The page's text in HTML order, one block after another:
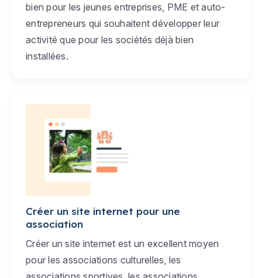
bien pour les jeunes entreprises, PME et auto-
entrepreneurs qui souhaitent développer leur
activité que pour les sociétés déjà bien
installées.
Créer un site internet pour une
association
Créer un site internet est un excellent moyen
pour les associations culturelles, les